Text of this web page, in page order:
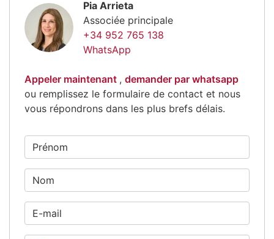
Pia Arrieta
Associée principale
+34 952 765 138
WhatsApp
Appeler maintenant , demander par whatsapp
ou remplissez le formulaire de contact et nous
vous répondrons dans les plus brefs délais.